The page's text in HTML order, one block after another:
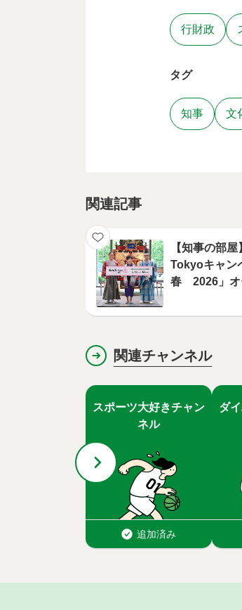
行財政
タグ
知事 文
関連記事
【知事の部
Tokyoキャン
春 2026」オ
関連チャンネル